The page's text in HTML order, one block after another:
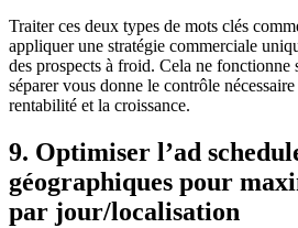
Traiter ces deux types de mots clés
appliquer une stratégie commerciale
des prospects à froid. Cela ne fonctionne
séparer vous donne le contrôle
rentabilité et la croissance.
9. Optimiser l’ad
géographiques pour
par jour/localisation